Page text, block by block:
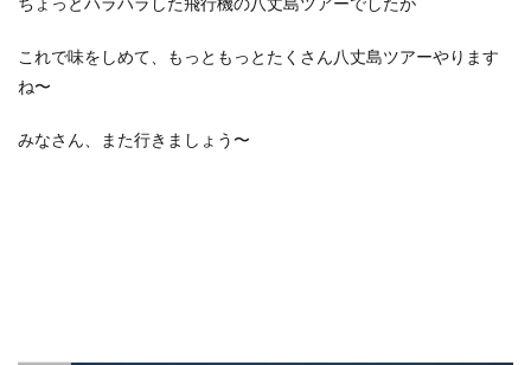
これで味をしめて、もっともっとたくさん八丈島ツアーやります
ね〜
みなさん、また行きましょう〜